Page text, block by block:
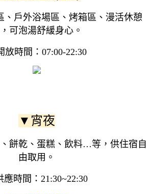
、戶外浴場區、烤箱區、漫活休憩
可泡湯舒緩身心。
時間：07:00-22:30
▼宵夜
餅乾、蛋糕、飲料…等，供住宿自
由取用。
時間：21:30~22:30